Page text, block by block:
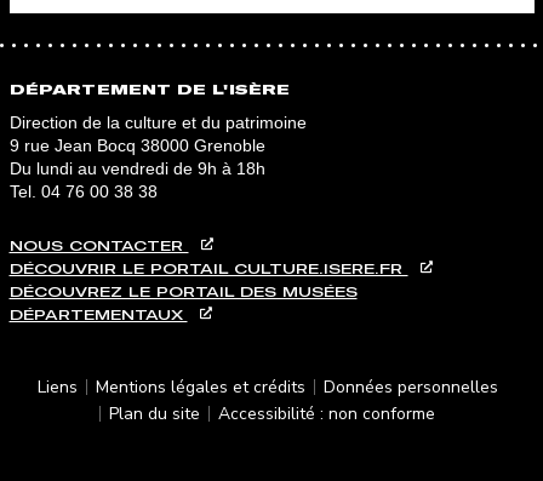
DÉPARTEMENT DE L'ISÈRE
Direction de la culture et du patrimoine
9 rue Jean Bocq 38000 Grenoble
Du lundi au vendredi de 9h à 18h
Tel. 04 76 00 38 38
NOUS CONTACTER
DÉCOUVRIR LE PORTAIL CULTURE.ISERE.FR
DÉCOUVREZ LE PORTAIL DES MUSÉES
DÉPARTEMENTAUX
PIED DE PAGE
Liens Mentions légales et crédits
Données personnelles
Plan du site
Accessibilité : non conforme